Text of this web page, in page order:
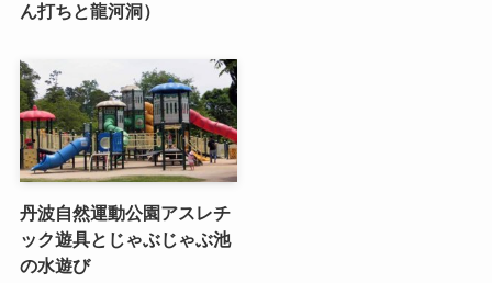
ん打ちと龍河洞）
丹波自然運動公園アスレチ
ック遊具とじゃぶじゃぶ池
の水遊び